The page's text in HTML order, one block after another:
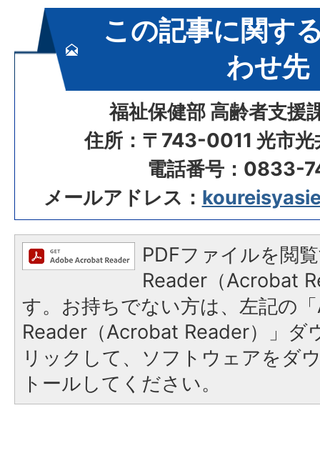
この記事に関す
わせ先
福祉保健部 高齢者支援
住所：〒743-0011 光市光
電話番号：0833-
メールアドレス：
PDFファイルを閲
Reader（Acrobat
す。お持ちでない方は、左記の
Reader（Acrobat Reader）」ダ
リックして、ソフトウェアをダ
トールしてください。